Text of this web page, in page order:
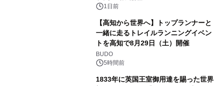
1日前
【高知から世界へ】トップランナーと
一緒に走るトレイルランニングイベン
トを高知で8月29日（土）開催
BUDO
5時間前
1833年に英国王室御用達を賜った世界